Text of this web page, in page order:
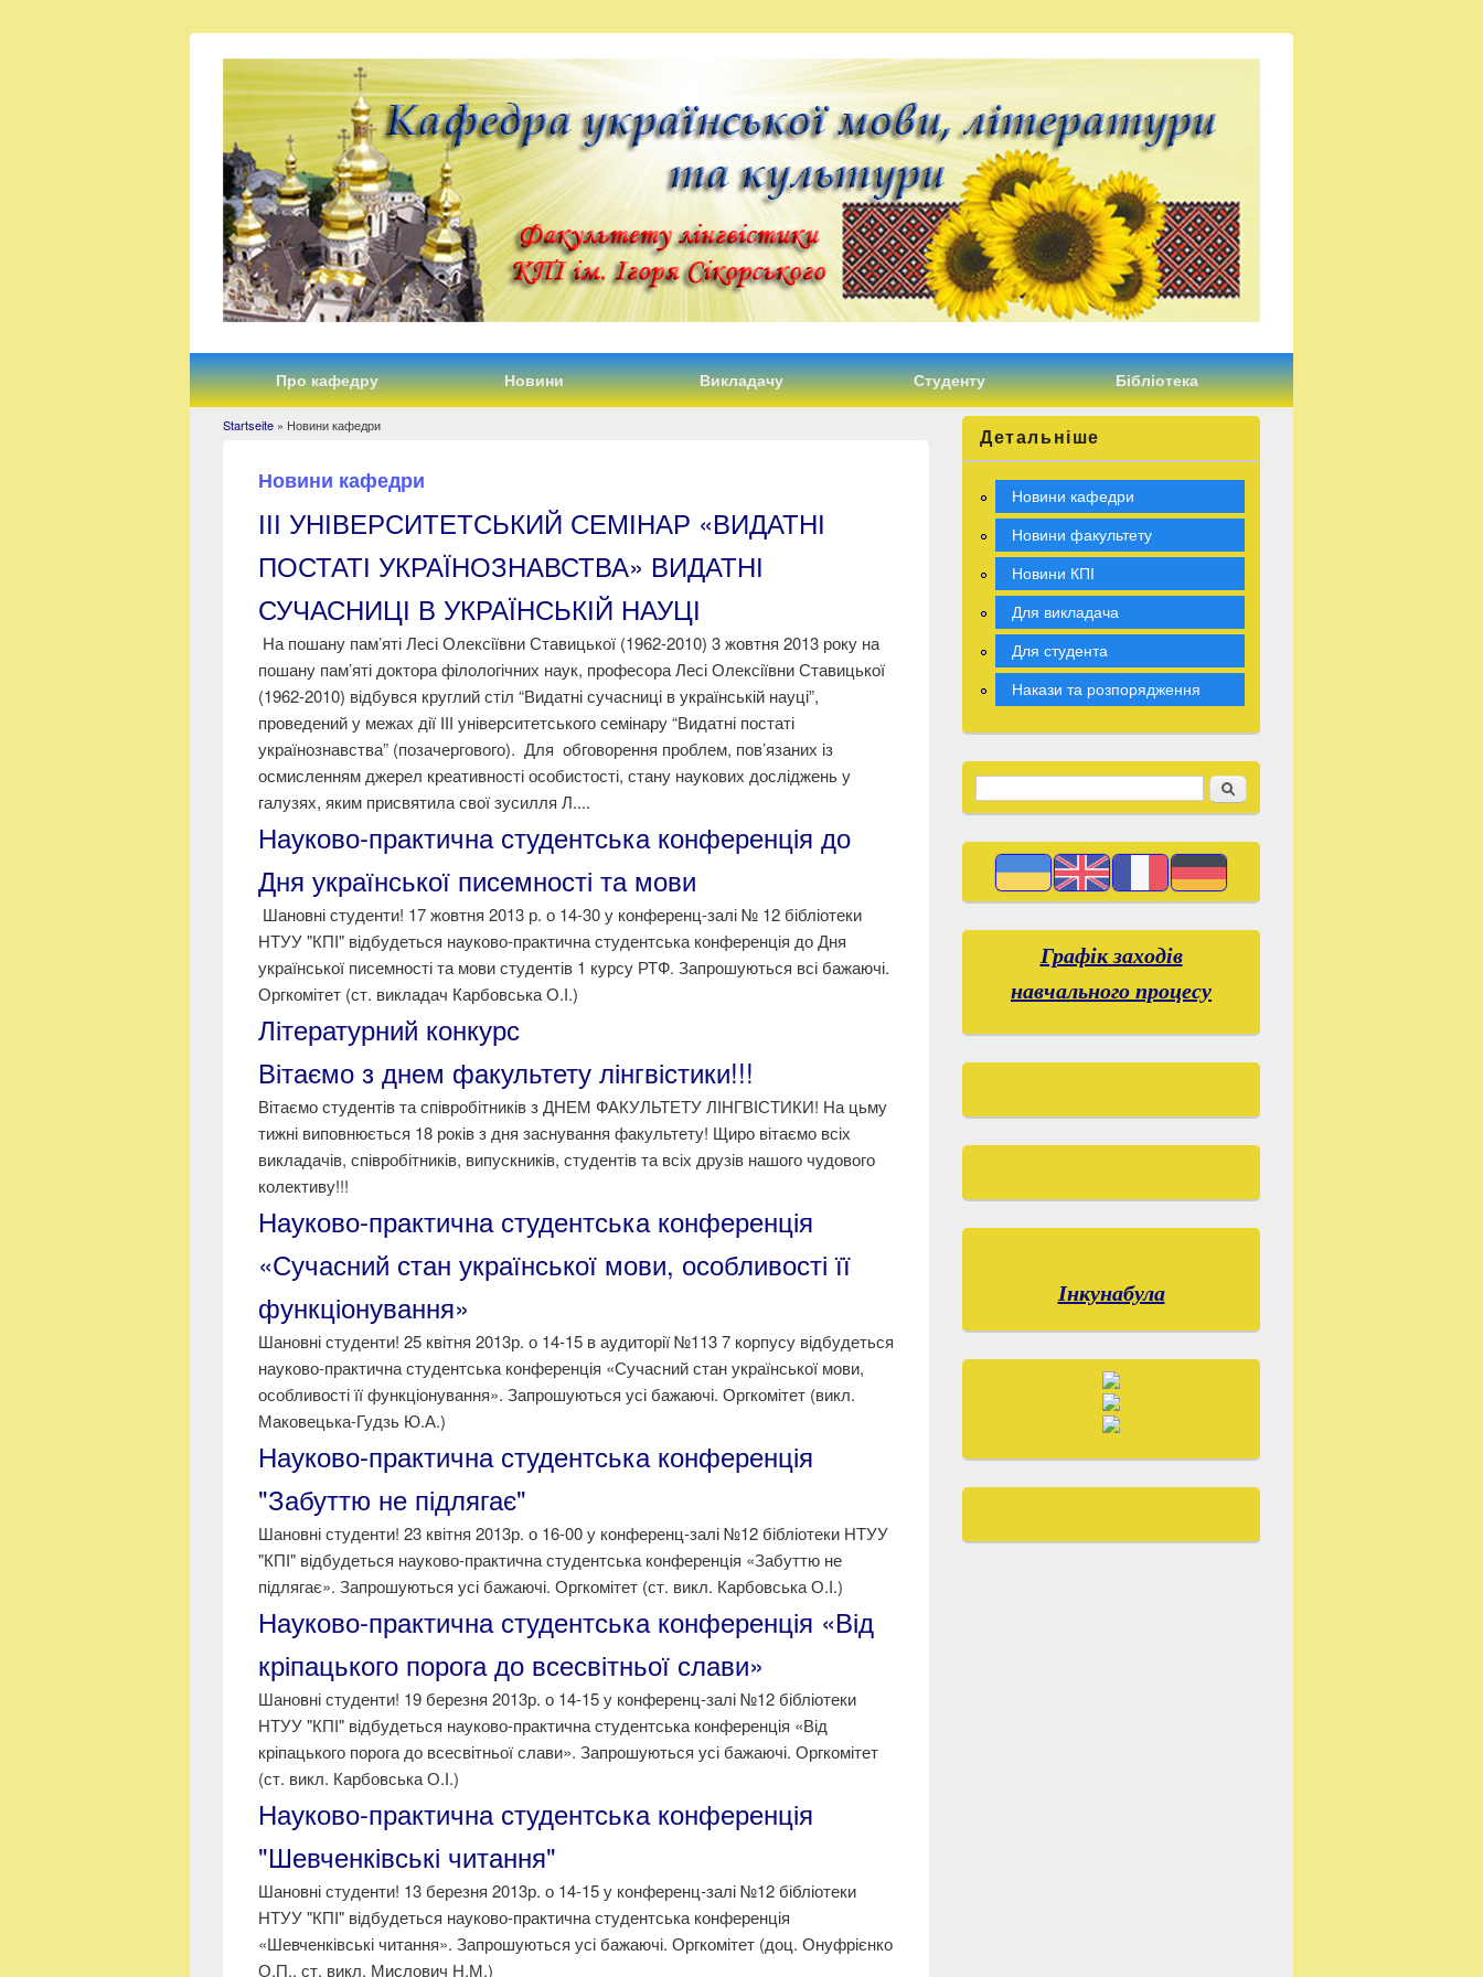
Про кафедру Новини Викладачу Студенту Бібліотека
You are here
Startseite » Новини кафедри
Новини кафедри
ІІІ УНІВЕРСИТЕТСЬКИЙ СЕМІНАР «ВИДАТНІ
ПОСТАТІ УКРАЇНОЗНАВСТВА» ВИДАТНІ
СУЧАСНИЦІ В УКРАЇНСЬКІЙ НАУЦІ
На пошану пам’яті Лесі Олексіївни Ставицької (1962-2010) 3 жовтня 2013 року на
пошану пам’яті доктора філологічних наук, професора Лесі Олексіївни Ставицької
(1962-2010) відбувся круглий стіл “Видатні сучасниці в українській науці”,
проведений у межах дії ІІІ університетського семінару “Видатні постаті
українознавства” (позачергового). Для обговорення проблем, пов’язаних із
осмисленням джерел креативності особистості, стану наукових досліджень у
галузях, яким присвятила свої зусилля Л....
Науково-практична студентська конференція до
Дня української писемності та мови
Шановні студенти! 17 жовтня 2013 р. о 14-30 у конференц-залі № 12 бібліотеки
НТУУ "КПІ" відбудеться науково-практична студентська конференція до Дня
української писемності та мови студентів 1 курсу РТФ. Запрошуються всі бажаючі.
Оргкомітет (ст. викладач Карбовська О.І.)
Літературний конкурс
Вітаємо з днем факультету лінгвістики!!!
Вітаємо студентів та співробітників з ДНЕМ ФАКУЛЬТЕТУ ЛІНГВІСТИКИ! На цьму
тижні виповнюється 18 років з дня заснування факультету! Щиро вітаємо всіх
викладачів, співробітників, випускників, студентів та всіх друзів нашого чудового
колективу!!!
Науково-практична студентська конференція
«Сучасний стан української мови, особливості її
функціонування»
Шановні студенти! 25 квітня 2013р. о 14-15 в аудиторії №113 7 корпусу відбудеться
науково-практична студентська конференція «Сучасний стан української мови,
особливості її функціонування». Запрошуються усі бажаючі. Оргкомітет (викл.
Маковецька-Гудзь Ю.А.)
Науково-практична студентська конференція
"Забуттю не підлягає"
Шановні студенти! 23 квітня 2013р. о 16-00 у конференц-залі №12 бібліотеки НТУУ
"КПІ" відбудеться науково-практична студентська конференція «Забуттю не
підлягає». Запрошуються усі бажаючі. Оргкомітет (ст. викл. Карбовська О.І.)
Науково-практична студентська конференція «Від
кріпацького порога до всесвітньої слави»
Шановні студенти! 19 березня 2013р. о 14-15 у конференц-залі №12 бібліотеки
НТУУ "КПІ" відбудеться науково-практична студентська конференція «Від
кріпацького порога до всесвітньої слави». Запрошуються усі бажаючі. Оргкомітет
(ст. викл. Карбовська О.І.)
Науково-практична студентська конференція
"Шевченківські читання"
Шановні студенти! 13 березня 2013р. о 14-15 у конференц-залі №12 бібліотеки
НТУУ "КПІ" відбудеться науково-практична студентська конференція
«Шевченківські читання». Запрошуються усі бажаючі. Оргкомітет (доц. Онуфрієнко
О.П., ст. викл. Мислович Н.М.)
Детальніше
Новини кафедри
Новини факультету
Новини КПІ
Для викладача
Для студента
Накази та розпорядження
Search form Suchen
Графік заходів
навчального процесу
Інкунабула